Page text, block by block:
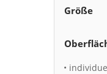
Größe
•